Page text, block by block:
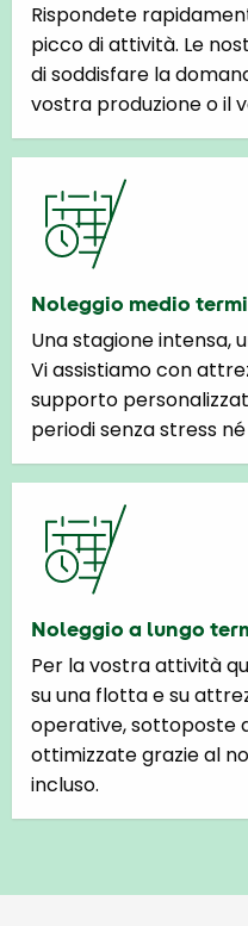
Rispondete
picco di attività. Le
di soddisfare la
vostra produzione o il
Noleggio medio
Una stagione
Vi assistiamo con
supporto
periodi senza stress
Noleggio a lungo
Per la vostra attività
su una flotta e su
operative, sottoposte
ottimizzate grazie al
incluso.